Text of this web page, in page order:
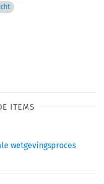
ITEMS
wetgevingsproces